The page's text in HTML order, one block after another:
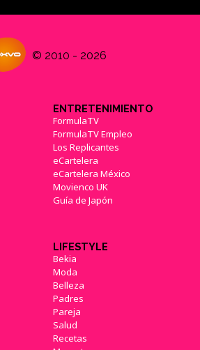
© 2010 - 2026
ENTRETENIMIENTO
FormulaTV
FormulaTV Empleo
Los Replicantes
eCartelera
eCartelera México
Movienco UK
Guía de Japón
LIFESTYLE
Bekia
Moda
Belleza
Padres
Pareja
Salud
Recetas